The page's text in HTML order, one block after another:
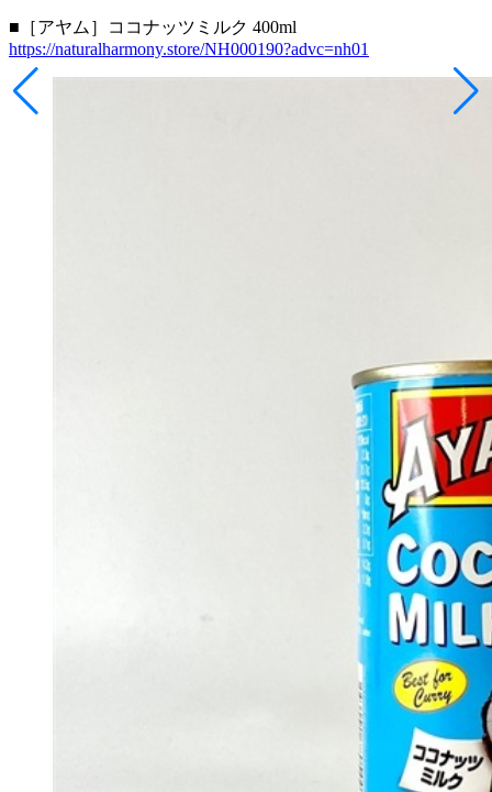
■［アヤム］ココナッツミルク 400ml
https://naturalharmony.store/NH000190?advc=nh01